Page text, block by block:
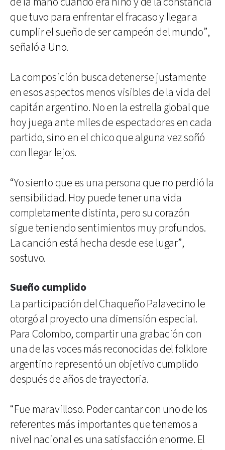
que tuvo para enfrentar el fracaso y llegar a
cumplir el sueño de ser campeón del mundo”,
señaló a Uno.
La composición busca detenerse justamente
en esos aspectos menos visibles de la vida del
capitán argentino. No en la estrella global que
hoy juega ante miles de espectadores en cada
partido, sino en el chico que alguna vez soñó
con llegar lejos.
“Yo siento que es una persona que no perdió la
sensibilidad. Hoy puede tener una vida
completamente distinta, pero su corazón
sigue teniendo sentimientos muy profundos.
La canción está hecha desde ese lugar”,
sostuvo.
Sueño cumplido
La participación del Chaqueño Palavecino le
otorgó al proyecto una dimensión especial.
Para Colombo, compartir una grabación con
una de las voces más reconocidas del folklore
argentino representó un objetivo cumplido
después de años de trayectoria.
“Fue maravilloso. Poder cantar con uno de los
referentes más importantes que tenemos a
nivel nacional es una satisfacción enorme. El